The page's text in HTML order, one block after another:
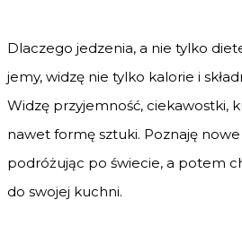
Dlaczego jedzenia, a nie tylko
jemy, widzę nie tylko kalorie i
Widzę przyjemność, ciekawostki,
nawet formę sztuki. Poznaję
podróżując po świecie, a potem
do swojej kuchni.